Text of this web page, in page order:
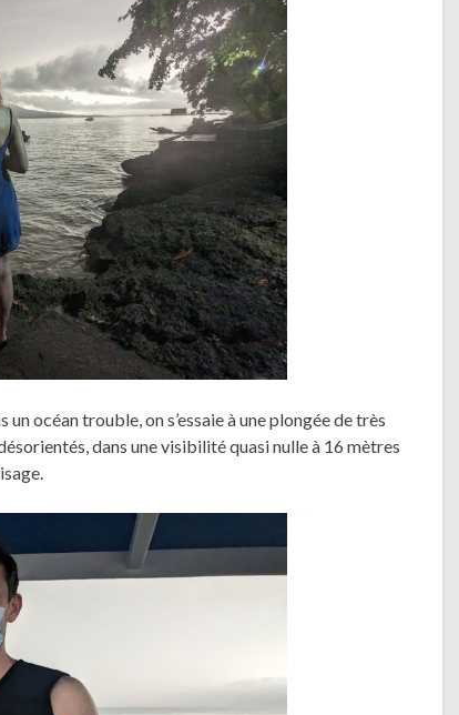
océan trouble, on s’essaie à une plongée de très
dans une visibilité quasi nulle à 16 mètres